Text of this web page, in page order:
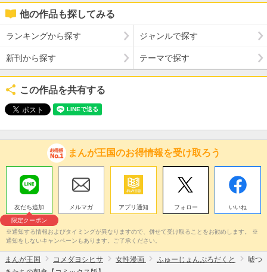
他の作品も探してみる
ランキングから探す ジャンルで探す
新刊から探す テーマで探す
この作品を共有する
まんが王国のお得情報を受け取ろう
友だち追加
限定クーポン
メルマガ アプリ通知 フォロー いいね
※通知する情報およびタイミングが異なりますので、併せて受け取ることをお勧めします。 ※
通知をしないキャンペーンもあります。ご了承ください。
まんが王国 コメダヨシヒサ 女性漫画 ふゅーじょんぷろだくと
嘘つ